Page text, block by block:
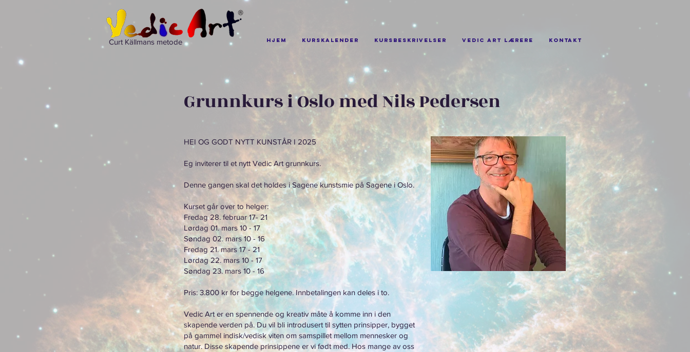
Hjem Kurskalender Kursbeskrivelser Vedic Art lærere Kontakt
Curt Källmans metode
Grunnkurs i Oslo med Nils Pedersen
HEI OG GODT NYTT KUNSTÅR I 2025
Eg inviterer til et nytt Vedic Art grunnkurs.
Denne gangen skal det holdes i Sagene kunstsmie på Sagene i Oslo.
Kurset går over to helger:
Fredag 28. februar 17- 21
Lørdag 01. mars 10 - 17
Søndag 02. mars 10 - 16
Fredag 21. mars 17 - 21
Lørdag 22. mars 10 - 17
Søndag 23. mars 10 - 16
Pris: 3.800 kr for begge helgene. Innbetalingen kan deles i to.
Vedic Art er en spennende og kreativ måte å komme inn i den
skapende verden på. Du vil bli introdusert til sytten prinsipper, bygget
på gammel indisk/vedisk viten om samspillet mellom mennesker og
natur. Disse skapende prinsippene er vi født med. Hos mange av oss